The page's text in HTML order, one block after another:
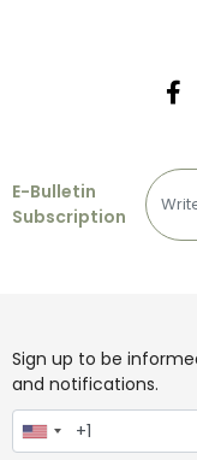
E-Bulletin
Subscription
Sign up to be
and notifications.